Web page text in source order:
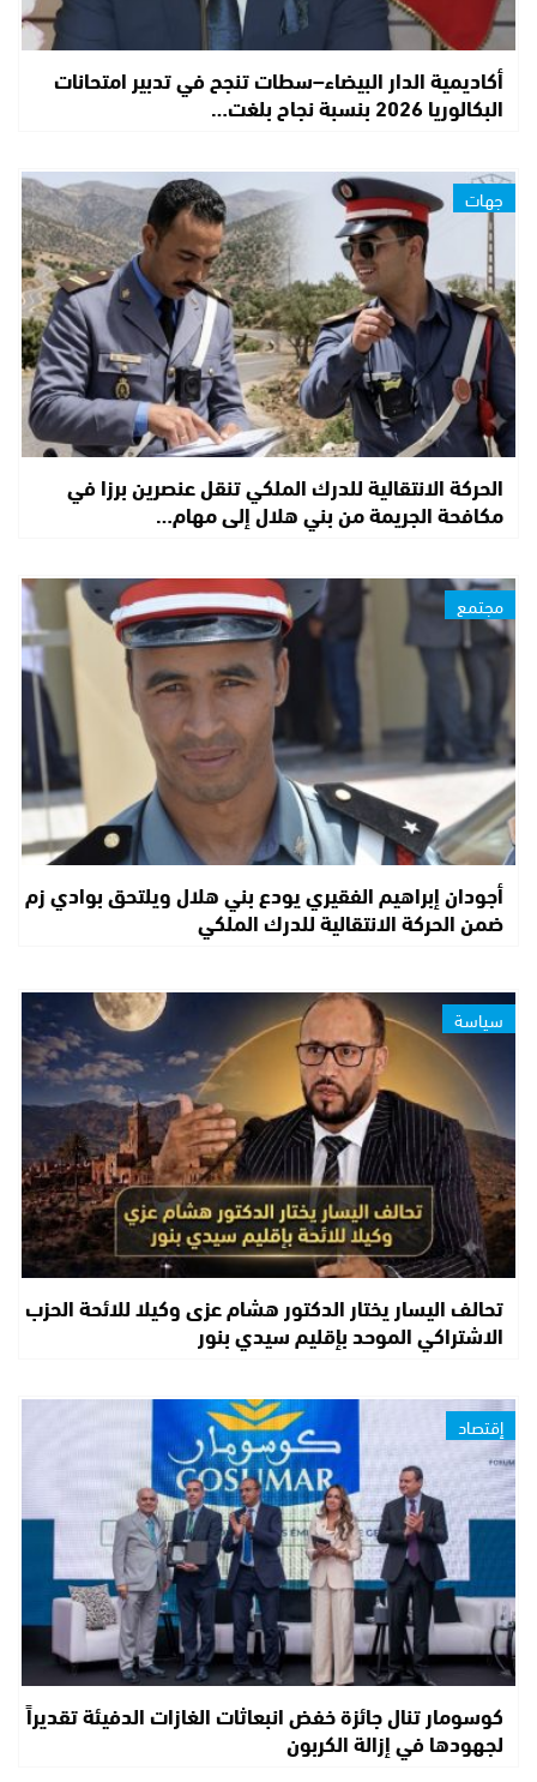
أكاديمية الدار البيضاء–سطات تنجح في تدبير امتحانات
البكالوريا 2026 بنسبة نجاح بلغت…
جهات
الحركة الانتقالية للدرك الملكي تنقل عنصرين برزا في
مكافحة الجريمة من بني هلال إلى مهام…
مجتمع
أجودان إبراهيم الفقيري يودع بني هلال ويلتحق بوادي زم
ضمن الحركة الانتقالية للدرك الملكي
سياسة
تحالف اليسار يختار الدكتور هشام عزى وكيلا للائحة الحزب
الاشتراكي الموحد بإقليم سيدي بنور
إقتصاد
كوسومار تنال جائزة خفض انبعاثات الغازات الدفيئة تقديراً
لجهودها في إزالة الكربون